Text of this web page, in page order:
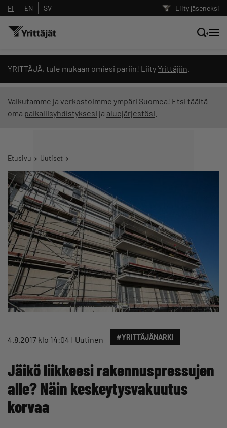
Liity jäseneksi
FI EN SV
YRITTÄJÄ, tule mukaan omiesi pariin! Liity Yrittäjiin
Vaikutamme ja verkostoimme ympäri Suomea! Etsi täältä
oma paikallisyhdistyksesi ja aluejärjestösi
Etusivu Uutiset
4.8.2017 klo 14:04 Uutinen #YRITTÄJÄNARKI
Jäikö liikkeesi rakennuspressujen
alle? Näin keskeytysvakuutus
korvaa
Hae sivustolta tai kysy suoraan
Yrittäjien tekoälyltä
Suodata hakutuloksia: näytä kaikki sisältö